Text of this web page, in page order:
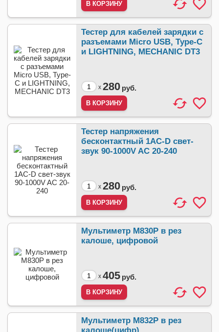
Тестер для кабелей зарядки с
разъемами Micro USB, Type-C
и LIGHTNING, MECHANIC DT3
x 280 руб.
Тестер напряжения
бесконтактный 1AC-D свет-
звук 90-1000V AC 20-240
x 280 руб.
Мультиметр М830P в рез
калоше, цифровой
x 405 руб.
Мультиметр М832P в рез